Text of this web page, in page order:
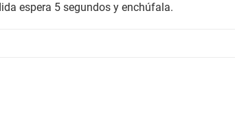
espera 5 segundos y enchúfala.